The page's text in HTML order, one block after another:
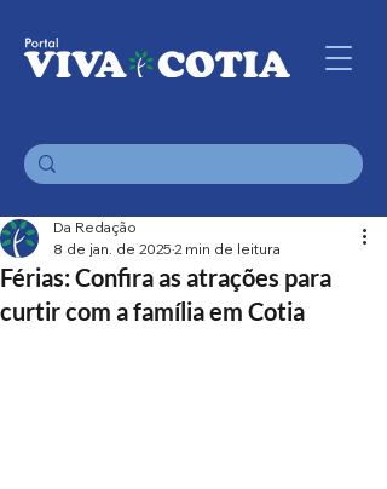
Férias: Confira as atrações para
curtir com a família em Cotia
Da Redação
8 de jan. de 2025 2 min de leitura